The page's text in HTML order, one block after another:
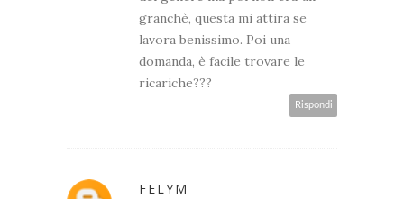
granchè, questa mi attira se
lavora benissimo. Poi una
domanda, è facile trovare le
ricariche???
Rispondi
FELYM